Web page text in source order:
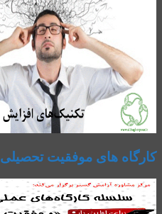
کارگاه های موفقیت تحصیلی